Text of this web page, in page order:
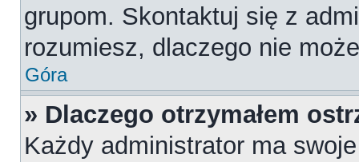
grupom. Skontaktuj się z
rozumiesz, dlaczego nie
Góra
» Dlaczego otrzymałem
Każdy administrator ma